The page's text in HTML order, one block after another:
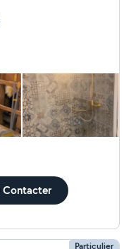
Contacter
Particulier